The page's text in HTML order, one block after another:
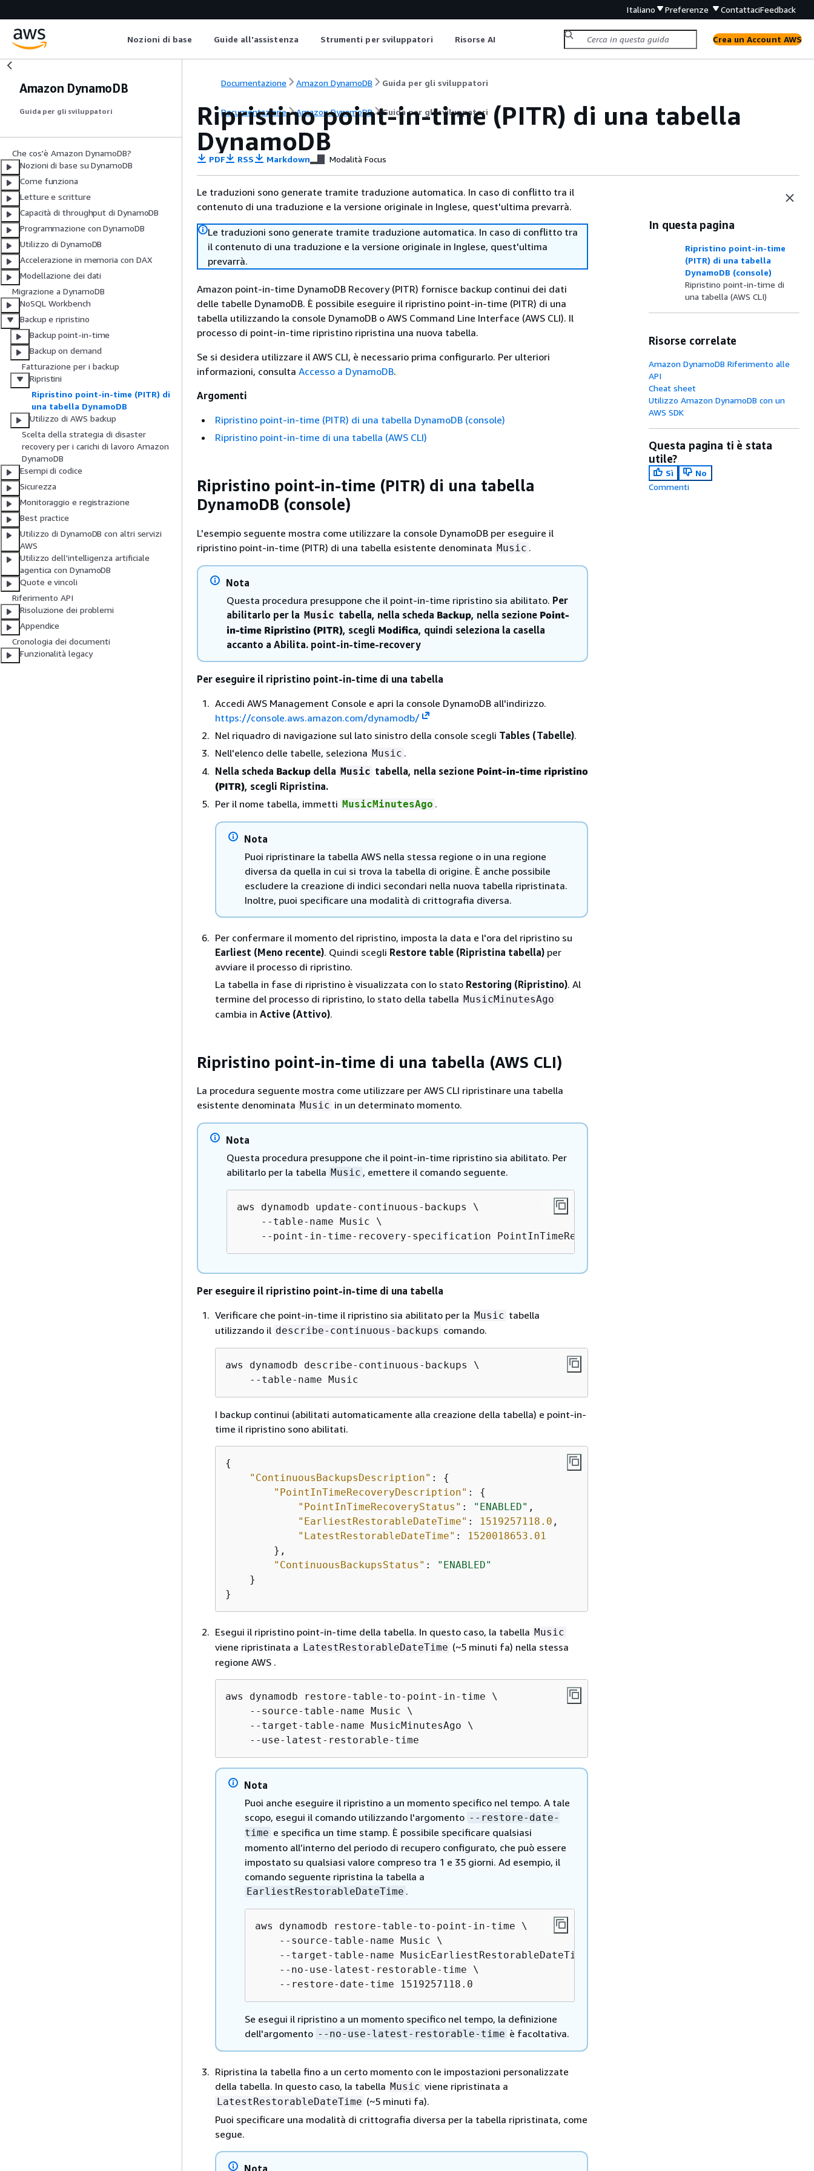
Italiano Preferenze ContattaciFeedback
Nozioni di base Guide all'assistenza Strumenti per sviluppatori Risorse AI Crea un Account AWS
Amazon DynamoDB
Guida per gli sviluppatori
Che cos'è Amazon DynamoDB?
Nozioni di base su DynamoDB
Come funziona
Letture e scritture
Capacità di throughput di DynamoDB
Programmazione con DynamoDB
Utilizzo di DynamoDB
Accelerazione in memoria con DAX
Modellazione dei dati
Migrazione a DynamoDB
NoSQL Workbench
Backup e ripristino
Backup point-in-time
Backup on demand
Fatturazione per i backup
Ripristini
Ripristino point-in-time (PITR) di
una tabella DynamoDB
Utilizzo di AWS backup
Scelta della strategia di disaster
recovery per i carichi di lavoro Amazon
DynamoDB
Esempi di codice
Sicurezza
Monitoraggio e registrazione
Best practice
Utilizzo di DynamoDB con altri servizi
AWS
Utilizzo dell'intelligenza artificiale
agentica con DynamoDB
Quote e vincoli
Riferimento API
Risoluzione dei problemi
Appendice
Cronologia dei documenti
Funzionalità legacy
Documentazione Amazon DynamoDB Guida per gli sviluppatori
Documentazione Amazon DynamoDB Guida per gli sviluppatori
Ripristino point-in-time (PITR) di una tabella
DynamoDB
PDF RSS Markdown Modalità Focus
Le traduzioni sono generate tramite traduzione automatica. In caso di conflitto tra il
contenuto di una traduzione e la versione originale in Inglese, quest'ultima prevarrà.
Le traduzioni sono generate tramite traduzione automatica. In caso di conflitto tra
il contenuto di una traduzione e la versione originale in Inglese, quest'ultima
prevarrà.
Amazon point-in-time DynamoDB Recovery (PITR) fornisce backup continui dei dati
delle tabelle DynamoDB. È possibile eseguire il ripristino point-in-time (PITR) di una
tabella utilizzando la console DynamoDB o AWS Command Line Interface (AWS CLI). Il
processo di point-in-time ripristino ripristina una nuova tabella.
Se si desidera utilizzare il AWS CLI, è necessario prima configurarlo. Per ulteriori
informazioni, consulta Accesso a DynamoDB.
Argomenti
Ripristino point-in-time (PITR) di una tabella DynamoDB (console)
Ripristino point-in-time di una tabella (AWS CLI)
Ripristino point-in-time (PITR) di una tabella
DynamoDB (console)
L'esempio seguente mostra come utilizzare la console DynamoDB per eseguire il
ripristino point-in-time (PITR) di una tabella esistente denominata Music .
Nota
Questa procedura presuppone che il point-in-time ripristino sia abilitato. Per
abilitarlo per la Music tabella, nella scheda Backup, nella sezione Point-
in-time Ripristino (PITR), scegli Modifica, quindi seleziona la casella
accanto a Abilita. point-in-time-recovery
Per eseguire il ripristino point-in-time di una tabella
Accedi AWS Management Console e apri la console DynamoDB all'indirizzo.
https://console.aws.amazon.com/dynamodb/
Nel riquadro di navigazione sul lato sinistro della console scegli Tables (Tabelle).
Nell'elenco delle tabelle, seleziona Music .
Nella scheda Backup della Music tabella, nella sezione Point-in-time ripristino
(PITR), scegli Ripristina.
Per il nome tabella, immetti MusicMinutesAgo .
Nota
Puoi ripristinare la tabella AWS nella stessa regione o in una regione
diversa da quella in cui si trova la tabella di origine. È anche possibile
escludere la creazione di indici secondari nella nuova tabella ripristinata.
Inoltre, puoi specificare una modalità di crittografia diversa.
Per confermare il momento del ripristino, imposta la data e l'ora del ripristino su
Earliest (Meno recente). Quindi scegli Restore table (Ripristina tabella) per
avviare il processo di ripristino.
La tabella in fase di ripristino è visualizzata con lo stato Restoring (Ripristino). Al
termine del processo di ripristino, lo stato della tabella MusicMinutesAgo
cambia in Active (Attivo).
Ripristino point-in-time di una tabella (AWS CLI)
La procedura seguente mostra come utilizzare per AWS CLI ripristinare una tabella
esistente denominata Music in un determinato momento.
Nota
Questa procedura presuppone che il point-in-time ripristino sia abilitato. Per
abilitarlo per la tabella Music , emettere il comando seguente.
aws dynamodb update-continuous-backups \
    --table-name Music \
    --point-in-time-recovery-specification PointInTimeRecoveryEnabled=True
Per eseguire il ripristino point-in-time di una tabella
Verificare che point-in-time il ripristino sia abilitato per la Music tabella
utilizzando il describe-continuous-backups comando.
aws dynamodb describe-continuous-backups \
    --table-name Music
I backup continui (abilitati automaticamente alla creazione della tabella) e point-in-
time il ripristino sono abilitati.
{
"ContinuousBackupsDescription" : {
"PointInTimeRecoveryDescription" : {
"PointInTimeRecoveryStatus" : "ENABLED" ,
"EarliestRestorableDateTime" : 1519257118.0 ,
"LatestRestorableDateTime" :
1520018653.01
        },
"ContinuousBackupsStatus" :
"ENABLED"
    }
}
Esegui il ripristino point-in-time della tabella. In questo caso, la tabella Music
viene ripristinata a LatestRestorableDateTime (~5 minuti fa) nella stessa
regione AWS .
aws dynamodb restore-table-to-point-in-time \
    --source-table-name Music \
    --target-table-name MusicMinutesAgo \
    --use-latest-restorable-time
Nota
Puoi anche eseguire il ripristino a un momento specifico nel tempo. A tale
scopo, esegui il comando utilizzando l'argomento --restore-date-
time e specifica un time stamp. È possibile specificare qualsiasi
momento all’interno del periodo di recupero configurato, che può essere
impostato su qualsiasi valore compreso tra 1 e 35 giorni. Ad esempio, il
comando seguente ripristina la tabella a
EarliestRestorableDateTime .
aws dynamodb restore-table-to-point-in-time \
    --source-table-name Music \
    --target-table-name MusicEarliestRestorableDateTime \
    --no-use-latest-restorable-time \
    --restore-date-time 1519257118.0
Se esegui il ripristino a un momento specifico nel tempo, la definizione
dell'argomento --no-use-latest-restorable-time è facoltativa.
Ripristina la tabella fino a un certo momento con le impostazioni personalizzate
della tabella. In questo caso, la tabella Music viene ripristinata a
LatestRestorableDateTime (~5 minuti fa).
Puoi specificare una modalità di crittografia diversa per la tabella ripristinata, come
segue.
Nota
In questa pagina
Ripristino point-in-time
(PITR) di una tabella
DynamoDB (console)
Ripristino point-in-time di
una tabella (AWS CLI)
Risorse correlate
Amazon DynamoDB Riferimento alle
API
Cheat sheet
Utilizzo Amazon DynamoDB con un
AWS SDK
Questa pagina ti è stata
utile?
Sì
No
Commenti